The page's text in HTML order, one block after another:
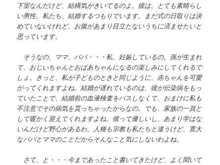
下室なんだけど、結構気がきいてるのよ。彼は、とても素晴らし
い男性。私たち、結婚するつもりでいます。まだ式の日取りは決
めていないけれど、お腹があまり目立たないうちに済ませたいと
思っています。
そうなの、ママ、パパ・・・私、妊娠しているの。孫が生まれ
て、おじいちゃんとおばあちゃんになるの楽しみにしてくれるで
しょ。きっと、私が子どものときと同じように、赤ちゃんを可愛
がってくれますよね。結婚が遅れているのは、彼が伝染病をもっ
ていたことで、結婚前の血液検査をパスしなくて、おまけに私も
不注意でその病気を貰っちゃったからなの。でも、家族の一員と
して暖かく迎えてくれますよね。彼って優しいし、あまり学はな
いんだけど野心があるわ。人種も宗教も私たちと違うけど、寛大
なパパとママのことだからそんなこと気にしないわよね。
さて、と・・・今まであったこと書いてきたけど、よく聞いて